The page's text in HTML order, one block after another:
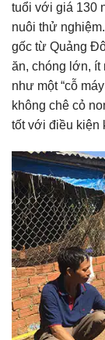
tuổi với giá 130
nuôi thử
gốc từ Quảng
ăn, chóng lớn, ít
như một “cỗ
không chê cỏ
tốt với điều kiện